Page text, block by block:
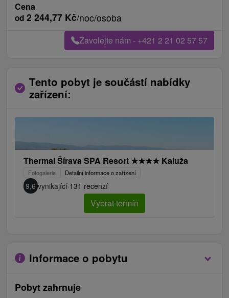
Cena
od 2 244,77 Kč/noc/osoba
Zavolejte nám - +421 2 21 02 57 57
Tento pobyt je součástí nabídky
zařízení:
Thermal Šírava SPA Resort ★★★★ Kaluža
Fotogalerie Detailní informace o zařízení
9,6 vynikající·131 recenzí
Vybrat termín
Informace o pobytu
Pobyt zahrnuje